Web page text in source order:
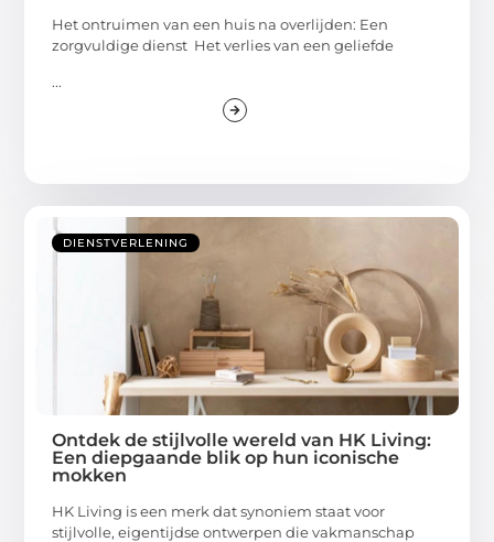
Het ontruimen van een huis na overlijden: Een
zorgvuldige dienst Het verlies van een geliefde
...
DIENSTVERLENING
Ontdek de stijlvolle wereld van HK Living:
Een diepgaande blik op hun iconische
mokken
HK Living is een merk dat synoniem staat voor
stijlvolle, eigentijdse ontwerpen die vakmanschap